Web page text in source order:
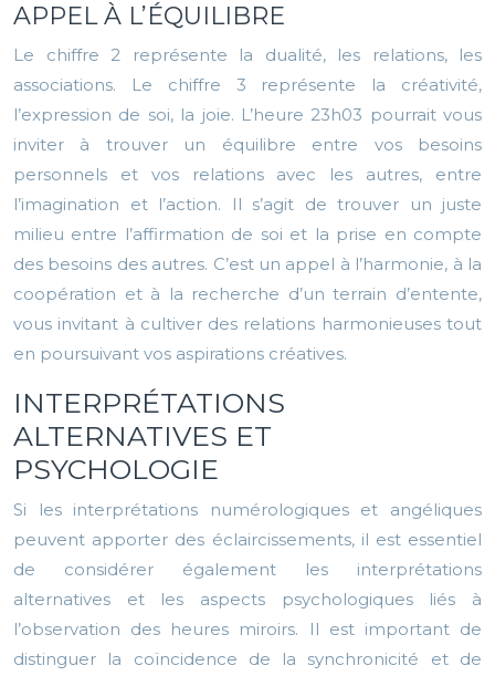
APPEL À L’ÉQUILIBRE
Le chiffre 2 représente la dualité, les relations, les
associations. Le chiffre 3 représente la créativité,
l’expression de soi, la joie. L’heure 23h03 pourrait vous
inviter à trouver un équilibre entre vos besoins
personnels et vos relations avec les autres, entre
l’imagination et l’action. Il s’agit de trouver un juste
milieu entre l’affirmation de soi et la prise en compte
des besoins des autres. C’est un appel à l’harmonie, à la
coopération et à la recherche d’un terrain d’entente,
vous invitant à cultiver des relations harmonieuses tout
en poursuivant vos aspirations créatives.
INTERPRÉTATIONS
ALTERNATIVES ET
PSYCHOLOGIE
Si les interprétations numérologiques et angéliques
peuvent apporter des éclaircissements, il est essentiel
de considérer également les interprétations
alternatives et les aspects psychologiques liés à
l’observation des heures miroirs. Il est important de
distinguer la coïncidence de la synchronicité et de